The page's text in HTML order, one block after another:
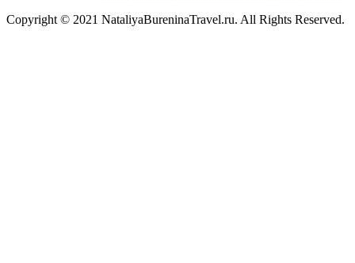
Copyright © 2021 NataliyaBureninaTravel.ru. All Rights Reserved.